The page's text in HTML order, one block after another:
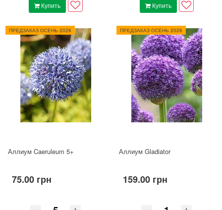
Купить Купить
ПРЕДЗАКАЗ ОСЕНЬ 2026
Аллиум Caeruleum 5+
75.00 грн
ПРЕДЗАКАЗ ОСЕНЬ 2026
Аллиум Gladiator
159.00 грн